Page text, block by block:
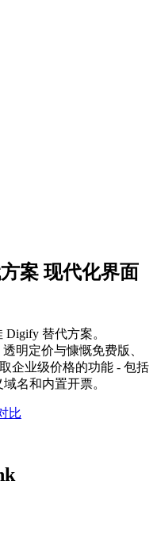
案 现代化界面
替代方案。
明定价与慷慨免费版、
企业级价格的功能 - 包括
名和内置开票。
比